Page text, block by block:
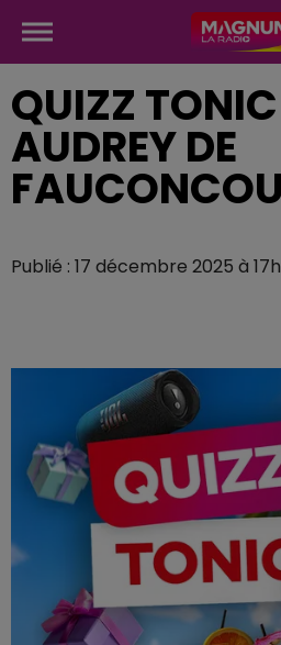
QUIZZ
AUDREY DE
Publié : 17 décembre 2025 à